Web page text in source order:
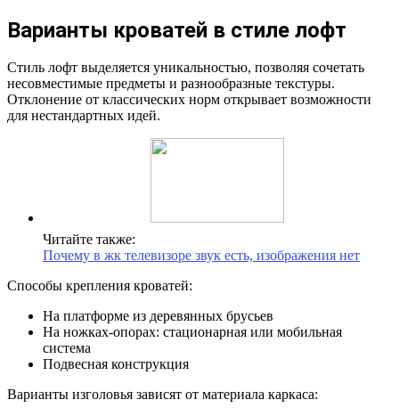
Варианты кроватей в стиле лофт
Стиль лофт выделяется уникальностью, позволяя сочетать
несовместимые предметы и разнообразные текстуры.
Отклонение от классических норм открывает возможности
для нестандартных идей.
Читайте также:
Почему в жк телевизоре звук есть, изображения нет
Способы крепления кроватей:
На платформе из деревянных брусьев
На ножках-опорах: стационарная или мобильная
система
Подвесная конструкция
Варианты изголовья зависят от материала каркаса: